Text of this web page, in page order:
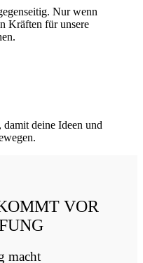
Nur wenn
Kräften für unsere
deine Ideen und
VOR
macht